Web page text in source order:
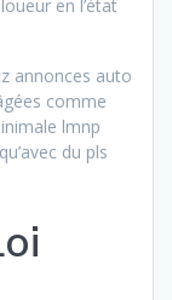
en l’état
annonces auto
comme
lmnp
du pls